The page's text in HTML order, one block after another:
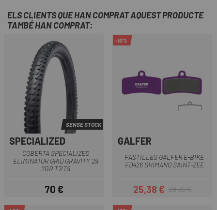
ELS CLIENTS QUE HAN COMPRAT AQUEST PRODUCTE
TAMBÉ HAN COMPRAT:
SENSE STOCK
SPECIALIZED
COBERTA SPECIALIZED
ELIMINATOR GRID GRAVITY 29
2BR T7/T9
Preu
70 €
-10%
GALFER
PASTILLES GALFER E-BIKE
FD426 SHIMANO SAINT-ZEE
Preu
25,38 €Preu regular
28,20 €